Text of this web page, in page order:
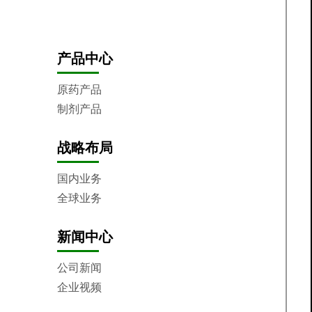
产品中心
原药产品
制剂产品
战略布局
国内业务
全球业务
新闻中心
公司新闻
企业视频